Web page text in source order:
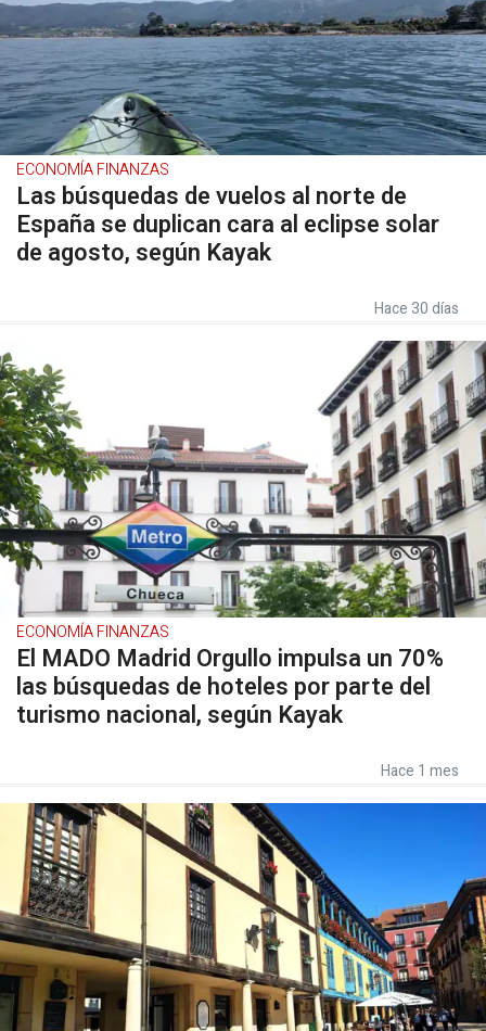
ECONOMÍA FINANZAS
Las búsquedas de vuelos al norte de
España se duplican cara al eclipse solar
de agosto, según Kayak
Hace 30 días
ECONOMÍA FINANZAS
El MADO Madrid Orgullo impulsa un 70%
las búsquedas de hoteles por parte del
turismo nacional, según Kayak
Hace 1 mes